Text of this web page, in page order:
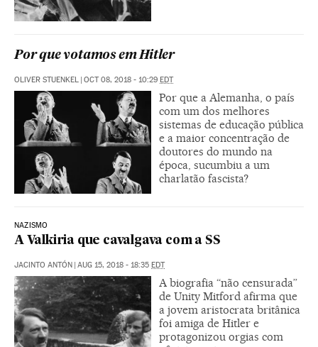
Por que votamos em Hitler
OLIVER STUENKEL | OCT 08, 2018 - 10:29 EDT
Por que a Alemanha, o país
com um dos melhores
sistemas de educação pública
e a maior concentração de
doutores do mundo na
época, sucumbiu a um
charlatão fascista?
NAZISMO
A Valkiria que cavalgava com a SS
JACINTO ANTÓN | AUG 15, 2018 - 18:35 EDT
A biografia “não censurada”
de Unity Mitford afirma que
a jovem aristocrata britânica
foi amiga de Hitler e
protagonizou orgias com